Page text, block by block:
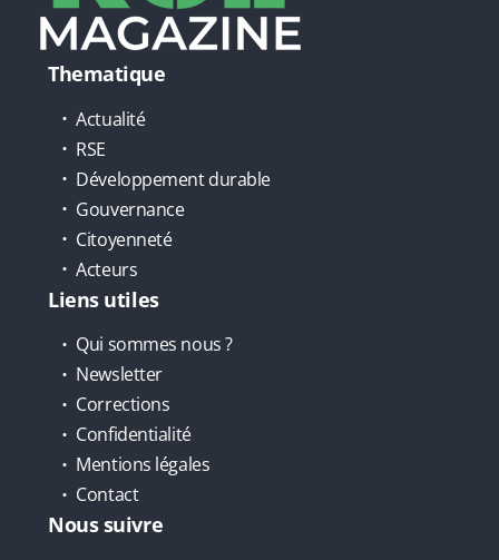
Thematique
Actualité
RSE
Développement durable
Gouvernance
Citoyenneté
Acteurs
Liens utiles
Qui sommes nous ?
Newsletter
Corrections
Confidentialité
Mentions légales
Contact
Nous suivre